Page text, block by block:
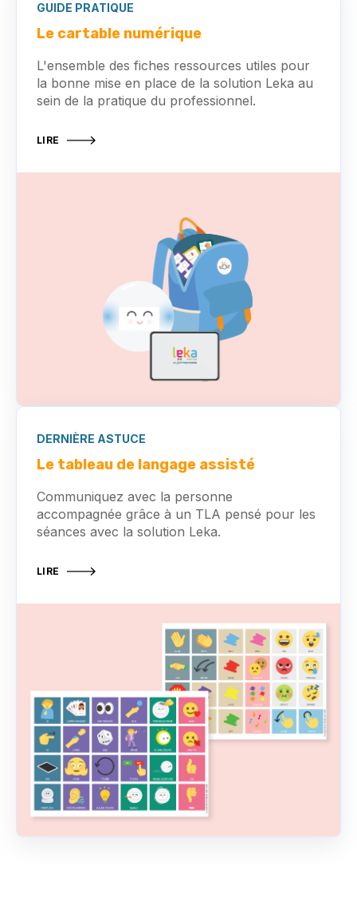
GUIDE PRATIQUE
Le cartable numérique
L'ensemble des fiches ressources utiles pour
la bonne mise en place de la solution Leka au
sein de la pratique du professionnel.
LIRE
DERNIÈRE ASTUCE
Le tableau de langage assisté
Communiquez avec la personne
accompagnée grâce à un TLA pensé pour les
séances avec la solution Leka.
LIRE